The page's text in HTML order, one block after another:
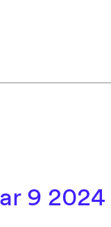
9 2024